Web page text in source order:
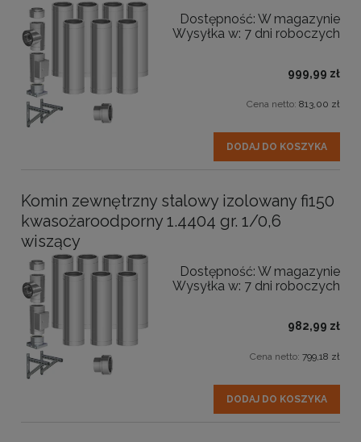
Dostępność: W magazynie
Wysyłka w: 7 dni roboczych
999,99 zł
Cena netto: 813,00 zł
DODAJ DO KOSZYKA
Komin zewnętrzny stalowy izolowany fi150
kwasożaroodporny 1.4404 gr. 1/0,6
wiszący
Dostępność: W magazynie
Wysyłka w: 7 dni roboczych
982,99 zł
Cena netto: 799,18 zł
DODAJ DO KOSZYKA